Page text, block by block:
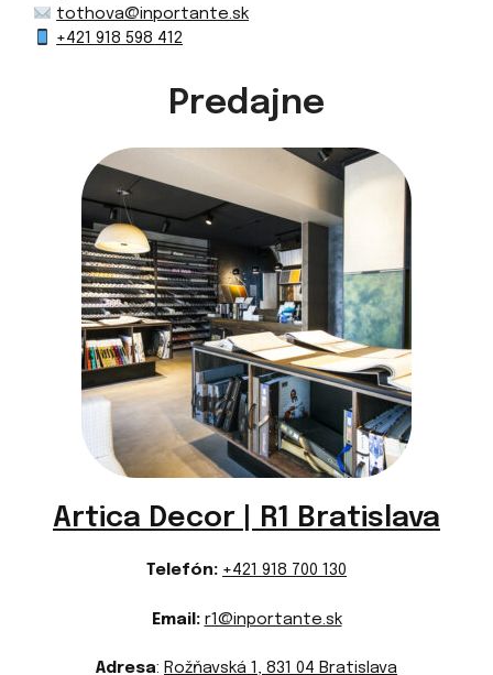
tothova@inportante.sk
+421 918 598 412
Predajne
Artica Decor | R1 Bratislava
Telefón: +421 918 700 130
Email: r1@inportante.sk
Adresa: Rožňavská 1, 831 04 Bratislava